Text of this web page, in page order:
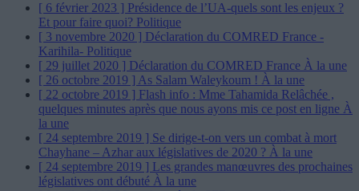
[ 6 février 2023 ] Présidence de l’UA-quels sont les enjeux ?
Et pour faire quoi? Politique
[ 3 novembre 2020 ] Déclaration du COMRED France -
Karihila- Politique
[ 29 juillet 2020 ] Déclaration du COMRED France À la une
[ 26 octobre 2019 ] As Salam Waleykoum ! À la une
[ 22 octobre 2019 ] Flash info : Mme Tahamida Relâchée ,
quelques minutes après que nous ayons mis ce post en ligne À
la une
[ 24 septembre 2019 ] Se dirige-t-on vers un combat à mort
Chayhane – Azhar aux législatives de 2020 ? À la une
[ 24 septembre 2019 ] Les grandes manœuvres des prochaines
législatives ont débuté À la une